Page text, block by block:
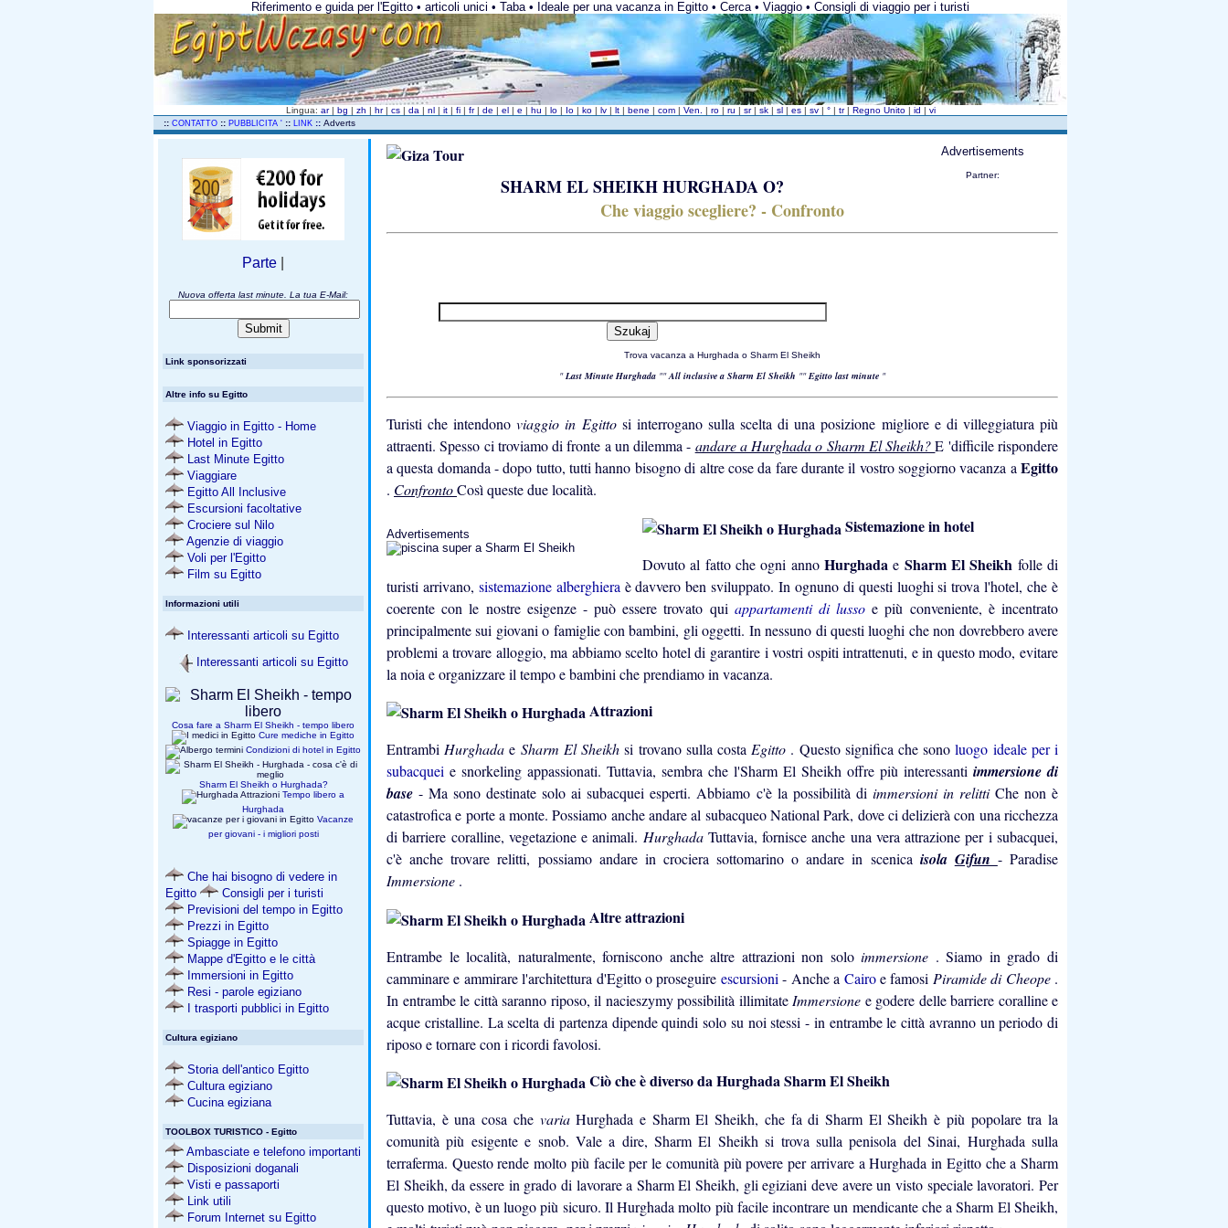
Riferimento e guida per l'Egitto • articoli unici • Taba • Ideale per una vacanza in Egitto • Cerca • Viaggio • Consigli di viaggio per i turisti
Lingua: ar | bg | zh | hr | cs | da | nl | it | fi | fr | de | el | e | hu | lo | Io | ko | lv | lt | bene | com | Ven. | ro | ru | sr | sk | sl | es | sv | ° | tr | Regno Unito | id | vi
:: CONTATTO :: PUBBLICITA ' :: LINK :: Adverts
Parte
Nuova offerta last minute. La tua E-Mail:
Link sponsorizzati
Altre info su Egitto
Viaggio in Egitto - Home
Hotel in Egitto
Last Minute Egitto
Viaggiare
Egitto All Inclusive
Escursioni facoltative
Crociere sul Nilo
Agenzie di viaggio
Voli per l'Egitto
Film su Egitto
Informazioni utili
Interessanti articoli su Egitto
Interessanti articoli su Egitto
Cosa fare a Sharm El Sheikh - tempo libero
Cure mediche in Egitto
Condizioni di hotel in Egitto
Sharm El Sheikh o Hurghada?
Tempo libero a
Hurghada
Vacanze
per giovani - i migliori posti
Che hai bisogno di vedere in
Egitto
Consigli per i turisti
Previsioni del tempo in Egitto
Prezzi in Egitto
Spiagge in Egitto
Mappe d'Egitto e le città
Immersioni in Egitto
Resi - parole egiziano
I trasporti pubblici in Egitto
Cultura egiziano
Storia dell'antico Egitto
Cultura egiziano
Cucina egiziana
TOOLBOX TURISTICO - Egitto
Ambasciate e telefono importanti
Disposizioni doganali
Visti e passaporti
Link utili
Forum Internet su Egitto
Advertisements
Partner:
SHARM EL SHEIKH HURGHADA O?
Che viaggio scegliere? - Confronto
Trova vacanza a Hurghada o Sharm El Sheikh
"Last Minute Hurghada ""All inclusive a Sharm El Sheikh ""Egitto last minute "
Turisti che intendonoviaggio in Egitto si interrogano sulla scelta di una posizione migliore e di villeggiatura più
attraenti. Spesso ci troviamo di fronte a un dilemma - andare a Hurghada o Sharm El Sheikh?E 'difficile rispondere
a questa domanda - dopo tutto, tutti hanno bisogno di altre cose da fare durante il vostro soggiorno vacanza a Egitto
. ConfrontoCosì queste due località.
Advertisements Sistemazione in hotel
Dovuto al fatto che ogni anno Hurghadae Sharm El Sheikh folle di
turisti arrivano, sistemazione alberghiera è davvero ben sviluppato. In ognuno di questi luoghi si trova l'hotel, che è
coerente con le nostre esigenze - può essere trovato qui appartamenti di lussoe più conveniente, è incentrato
principalmente sui giovani o famiglie con bambini, gli oggetti. In nessuno di questi luoghi che non dovrebbero avere
problemi a trovare alloggio, ma abbiamo scelto hotel di garantire i vostri ospiti intrattenuti, e in questo modo, evitare
la noia e organizzare il tempo e bambini che prendiamo in vacanza.
Attrazioni
EntrambiHurghadae Sharm El Sheikhsi trovano sulla costaEgitto . Questo significa che sonoluogo ideale per i
subacquei e snorkeling appassionati. Tuttavia, sembra che l'Sharm El Sheikh offre più interessanti immersione di
base- Ma sono destinate solo ai subacquei esperti. Abbiamo c'è la possibilità di immersioni in relitti Che non è
catastrofica e porte a monte. Possiamo anche andare al subacqueo National Park, dove ci delizierà con una ricchezza
di barriere coralline, vegetazione e animali. Hurghada Tuttavia, fornisce anche una vera attrazione per i subacquei,
c'è anche trovare relitti, possiamo andare in crociera sottomarino o andare in scenica isola Gifun - Paradise
Immersione .
Altre attrazioni
Entrambe le località, naturalmente, forniscono anche altre attrazioni non soloimmersione . Siamo in grado di
camminare e ammirare l'architettura d'Egitto o proseguire escursioni- Anche a Cairoe famosi Piramide di Cheope .
In entrambe le città saranno riposo, il nacieszymy possibilità illimitate Immersione e godere delle barriere coralline e
acque cristalline. La scelta di partenza dipende quindi solo su noi stessi - in entrambe le città avranno un periodo di
riposo e tornare con i ricordi favolosi.
Ciò che è diverso da Hurghada Sharm El Sheikh
Tuttavia, è una cosa che variaHurghada e Sharm El Sheikh, che fa di Sharm El Sheikh è più popolare tra la
comunità più esigente e snob. Vale a dire, Sharm El Sheikh si trova sulla penisola del Sinai, Hurghada sulla
terraferma. Questo rende molto più facile per le comunità più povere per arrivare a Hurghada in Egitto che a Sharm
El Sheikh, da essere in grado di lavorare a Sharm El Sheikh, gli egiziani deve avere un visto speciale lavoratori. Per
questo motivo, è un luogo più sicuro. Il Hurghada molto più facile incontrare un mendicante che a Sharm El Sheikh,